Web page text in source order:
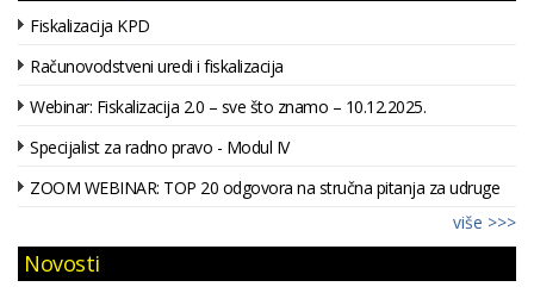
Fiskalizacija KPD
Računovodstveni uredi i fiskalizacija
Webinar: Fiskalizacija 2.0 – sve što znamo – 10.12.2025.
Specijalist za radno pravo - Modul IV
ZOOM WEBINAR: TOP 20 odgovora na stručna pitanja za udruge
više >>>
Novosti